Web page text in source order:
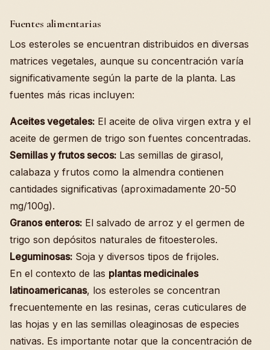
Fuentes alimentarias
Los esteroles se encuentran distribuidos en diversas
matrices vegetales, aunque su concentración varía
significativamente según la parte de la planta. Las
fuentes más ricas incluyen:
Aceites vegetales: El aceite de oliva virgen extra y el
aceite de germen de trigo son fuentes concentradas.
Semillas y frutos secos: Las semillas de girasol,
calabaza y frutos como la almendra contienen
cantidades significativas (aproximadamente 20-50
mg/100g).
Granos enteros: El salvado de arroz y el germen de
trigo son depósitos naturales de fitoesteroles.
Leguminosas: Soja y diversos tipos de frijoles.
En el contexto de las plantas medicinales
latinoamericanas, los esteroles se concentran
frecuentemente en las resinas, ceras cuticulares de
las hojas y en las semillas oleaginosas de especies
nativas. Es importante notar que la concentración de